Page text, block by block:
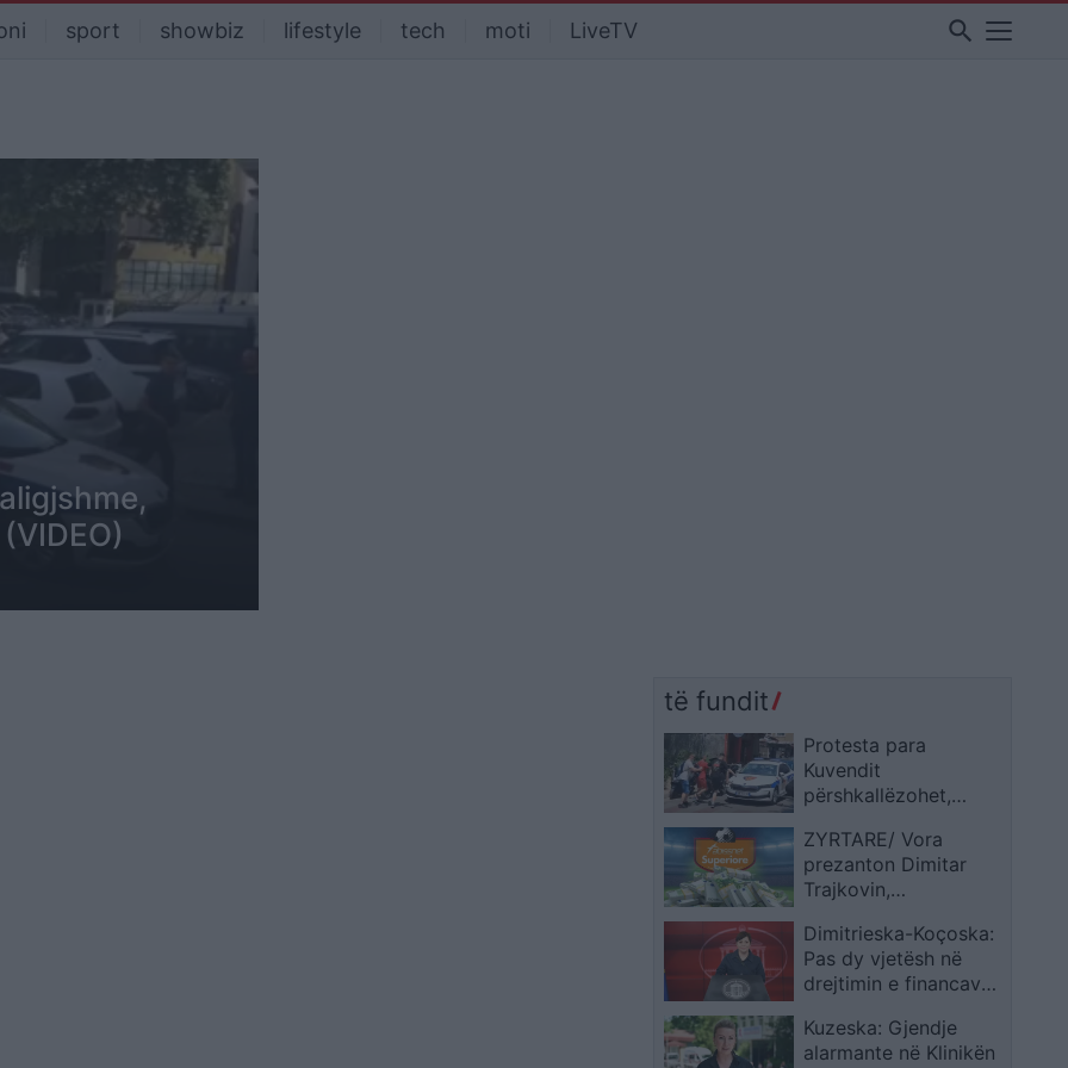
sport showbiz lifestyle tech moti LiveTV search
të fundit
Protesta para
Kuvendit
përshkallëzohet,
me gurë dhe sende të
forta një automjet
policie
ZYRTARE/ Vora
prezanton Dimitar
Trajkovin,
mijë euro vjen pas
aventurës në Premier
League
Dimitrieska-Koçoska:
Pas dy vjetësh në
drejtimin e financave
hyrë në një fazë
rritjeje të
Kuzeska: Gjendje
alarmante në Klinikën